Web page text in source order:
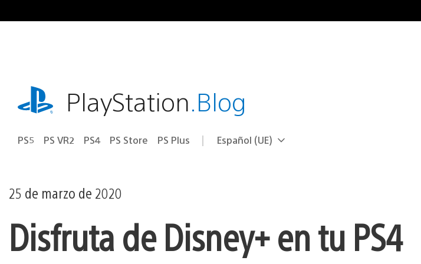
al
playstation.comPlayStation.Blog
PS5 PS VR2 PS4 PS Store PS Plus Selecciona
Región
Español (UE)
25 de marzo de 2020
Disfruta de Disney+ en tu PS4